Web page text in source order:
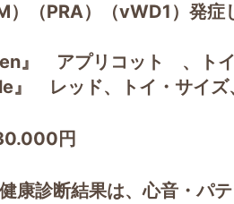
（PRA）（vWD1）発症
』 アプリコット 、ト
』 レッド、トイ・サイズ
円
康診断結果は、心音・パ